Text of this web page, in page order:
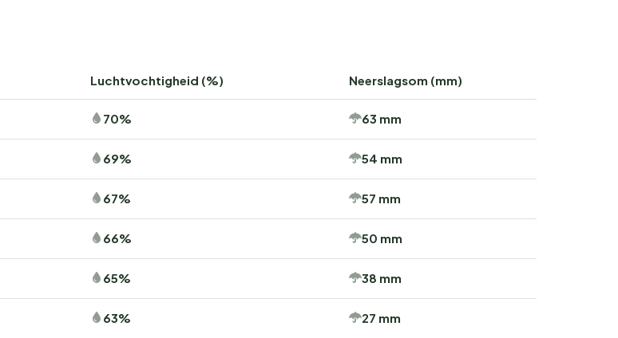
Luchtvochtigheid (%) Neerslagsom (mm)
70% 63 mm
69% 54 mm
67% 57 mm
66% 50 mm
65% 38 mm
63% 27 mm